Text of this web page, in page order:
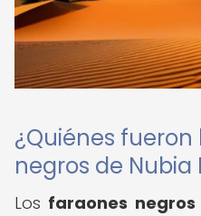
¿Quiénes
negros de Nubia
Los faraones negros